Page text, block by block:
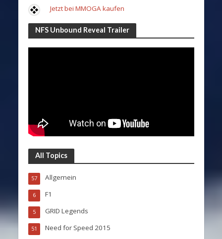
Jetzt bei MMOGA kaufen
NFS Unbound Reveal Trailer
All Topics
Allgemein
57
F1
6
GRID Legends
5
Need for Speed 2015
51